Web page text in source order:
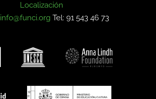
Localización
info@funci.org Tel: 91 543 46 73